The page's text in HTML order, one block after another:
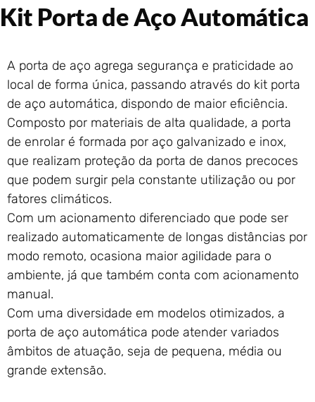
Portão de Garagem de
Enrolar em Queimados – RJ
Portão de Garagem de
Enrolar em Paraty – RJ
Portão de Garagem de
Enrolar em Nova Iguaçu – RJ
Portão de Garagem de
Enrolar em Nova Friburgo –
RJ
Kit Porta de Aço Automática
A porta de aço agrega segurança e praticidade ao
local de forma única, passando através do kit porta
de aço automática, dispondo de maior eficiência.
Composto por materiais de alta qualidade, a porta
de enrolar é formada por aço galvanizado e inox,
que realizam proteção da porta de danos precoces
que podem surgir pela constante utilização ou por
fatores climáticos.
Com um acionamento diferenciado que pode ser
realizado automaticamente de longas distâncias por
modo remoto, ocasiona maior agilidade para o
ambiente, já que também conta com acionamento
manual.
Com uma diversidade em modelos otimizados, a
porta de aço automática pode atender variados
âmbitos de atuação, seja de pequena, média ou
grande extensão.